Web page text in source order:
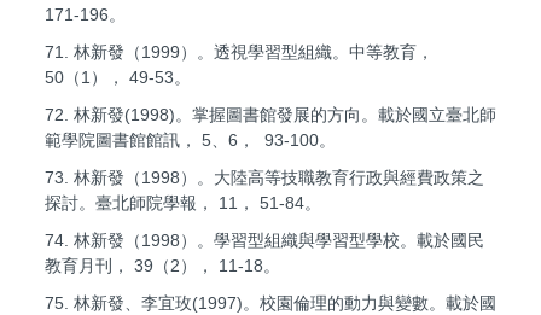
171-196。
71. 林新發（1999）。透視學習型組織。中等教育，
50（1）， 49-53。
72. 林新發(1998)。掌握圖書館發展的方向。載於國立臺北師
範學院圖書館館訊， 5、6， 93-100。
73. 林新發（1998）。大陸高等技職教育行政與經費政策之
探討。臺北師院學報， 11， 51-84。
74. 林新發（1998）。學習型組織與學習型學校。載於國民
教育月刊， 39（2）， 11-18。
75. 林新發、李宜玫(1997)。校園倫理的動力與變數。載於國